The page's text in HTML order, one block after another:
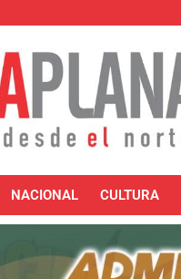
NACIONAL CULTURA